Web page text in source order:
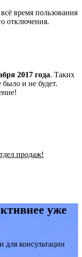
время пользования
отключения.
2017 года. Таких
и не будет.
продаж!
уже
для консультации